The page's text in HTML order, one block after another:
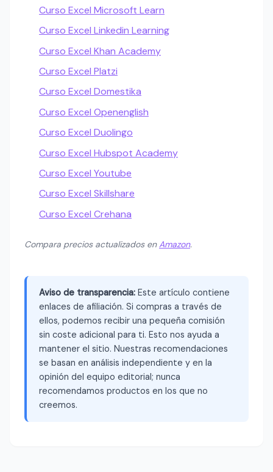
Curso Excel Microsoft Learn
Curso Excel Linkedin Learning
Curso Excel Khan Academy
Curso Excel Platzi
Curso Excel Domestika
Curso Excel Openenglish
Curso Excel Duolingo
Curso Excel Hubspot Academy
Curso Excel Youtube
Curso Excel Skillshare
Curso Excel Crehana
Compara precios actualizados enAmazon.
Aviso de transparencia: Este artículo contiene
enlaces de afiliación. Si compras a través de
ellos, podemos recibir una pequeña comisión
sin coste adicional para ti. Esto nos ayuda a
mantener el sitio. Nuestras recomendaciones
se basan en análisis independiente y en la
opinión del equipo editorial; nunca
recomendamos productos en los que no
creemos.